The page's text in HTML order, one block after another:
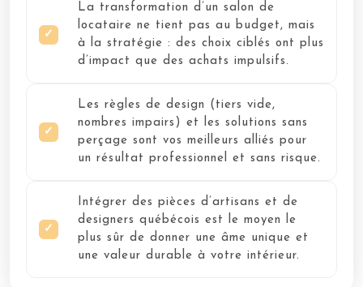
La transformation d’un salon de
locataire ne tient pas au budget, mais
à la stratégie : des choix ciblés ont plus
d’impact que des achats impulsifs.
Les règles de design (tiers vide,
nombres impairs) et les solutions sans
perçage sont vos meilleurs alliés pour
un résultat professionnel et sans risque.
Intégrer des pièces d’artisans et de
designers québécois est le moyen le
plus sûr de donner une âme unique et
une valeur durable à votre intérieur.